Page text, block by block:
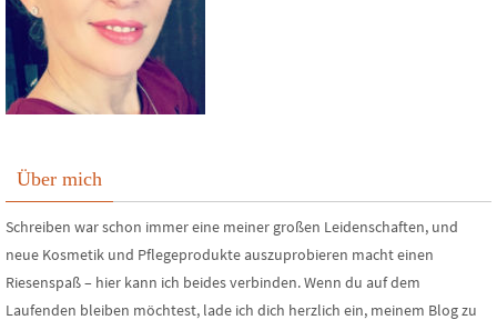
Über mich
Schreiben war schon immer eine meiner großen Leidenschaften, und
neue Kosmetik und Pflegeprodukte auszuprobieren macht einen
Riesenspaß – hier kann ich beides verbinden. Wenn du auf dem
Laufenden bleiben möchtest, lade ich dich herzlich ein, meinem Blog zu